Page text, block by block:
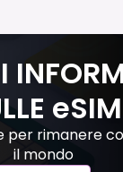
eSIM
per rimanere
il mondo